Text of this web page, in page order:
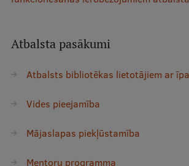
Struktūra
RSU fonds
Aula
Muzeji un ekspozīcijas
Atbalsta pasākumi
Atbalsts bibliotēkas lietotājiem ar
Vides pieejamība
Mājaslapas piekļūstamība
Mentoru programma